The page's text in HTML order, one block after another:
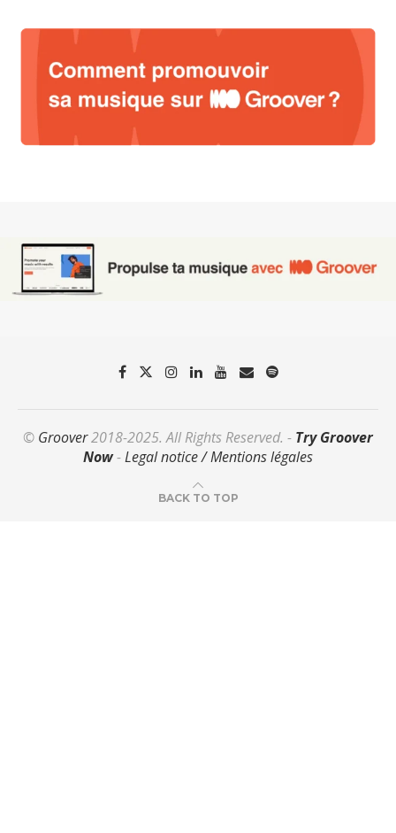
© Groover2018-2025. All Rights Reserved. - Try Groover
Now-Legal notice / Mentions légales
BACK TO TOP